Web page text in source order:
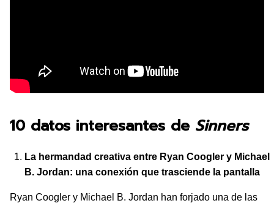
10 datos interesantes de Sinners
La hermandad creativa entre Ryan Coogler y Michael
B. Jordan: una conexión que trasciende la pantalla
Ryan Coogler y Michael B. Jordan han forjado una de las